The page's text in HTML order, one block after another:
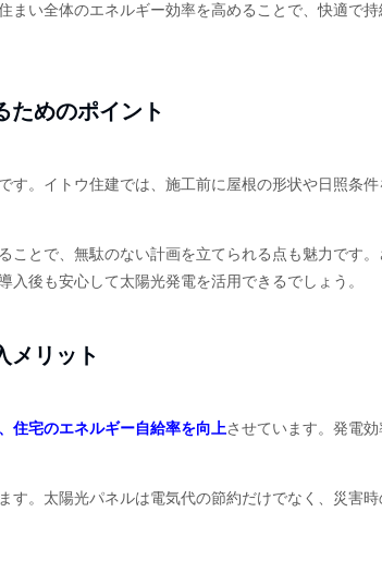
まい全体のエネルギー効率を高めることで、快適で持
ためのポイント
す。イトウ住建では、施工前に屋根の形状や日照条件
ことで、無駄のない計画を立てられる点も魅力です。
後も安心して太陽光発電を活用できるでしょう。
メリット
住宅のエネルギー自給率を向上させています。発電効
す。太陽光パネルは電気代の節約だけでなく、災害時